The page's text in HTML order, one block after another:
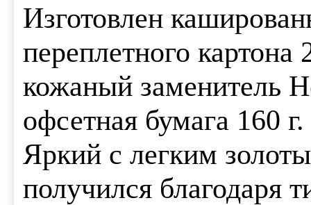
Изготовлен
переплетного
кожаный заменитель
офсетная бумага 160 г.
Яркий с легким
получился благодаря